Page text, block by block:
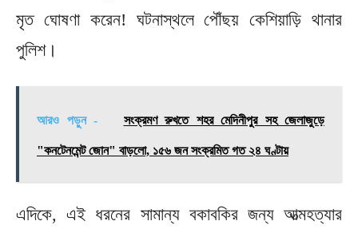
মৃত ঘোষণা করেন! ঘটনাস্থলে পৌঁছয় কেশিয়াড়ি থানার
পুলিশ।
আরও পড়ুন - সংক্রমণ রুখতে শহর মেদিনীপুর সহ জেলাজুড়ে
"কনটেনমেন্ট জোন" বাড়লো, ১৫৬ জন সংক্রমিত গত ২৪ ঘণ্টায়
এদিকে, এই ধরনের সামান্য বকাবকির জন্য আত্মহত্যার